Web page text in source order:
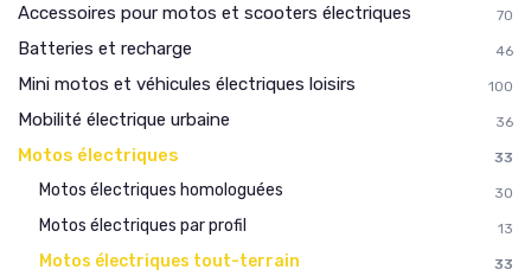
Accessoires pour motos et scooters électriques 70
Batteries et recharge 46
Mini motos et véhicules électriques loisirs 100
Mobilité électrique urbaine 36
Motos électriques 33
Motos électriques homologuées 30
Motos électriques par profil 13
Motos électriques tout-terrain
33